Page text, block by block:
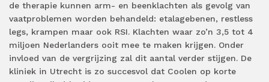
de therapie kunnen arm- en beenklachten als gevolg van
vaatproblemen worden behandeld: etalagebenen, restless
legs, krampen maar ook RSI. Klachten waar zo’n 3,5 tot 4
miljoen Nederlanders ooit mee te maken krijgen. Onder
invloed van de vergrijzing zal dit aantal verder stijgen. De
kliniek in Utrecht is zo succesvol dat Coolen op korte